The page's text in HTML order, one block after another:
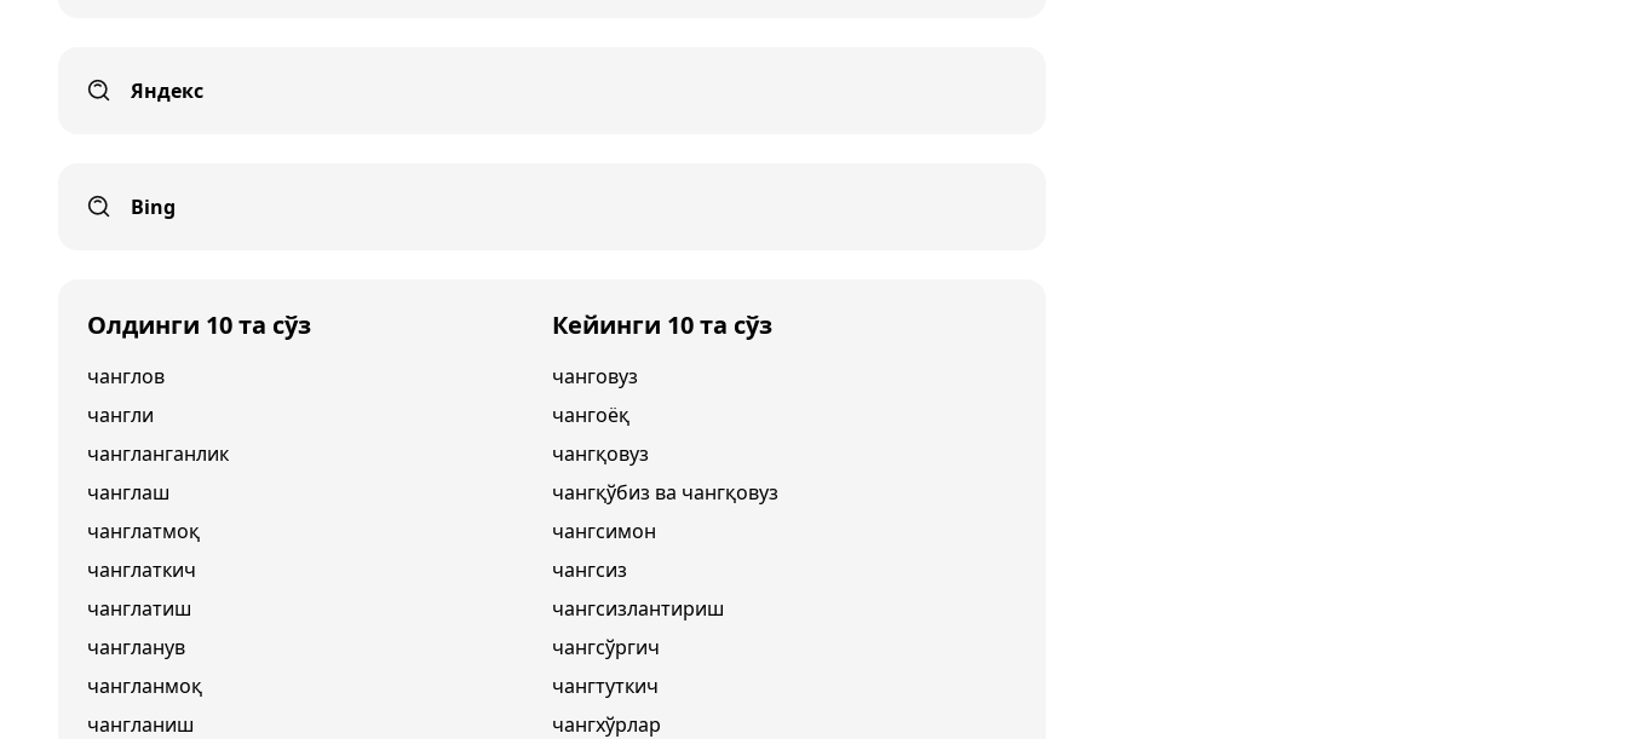
Яндекс
Bing
Олдинги 10 та сўз
чанглов
чангли
чангланганлик
чанглаш
чанглатмоқ
чанглаткич
чанглатиш
чангланув
чангланмоқ
чангланиш
Кейинги 10 та сўз
чанговуз
чангоёқ
чангқовуз
чангқўбиз ва чангқовуз
чангсимон
чангсиз
чангсизлантириш
чангсўргич
чангтуткич
чангхўрлар